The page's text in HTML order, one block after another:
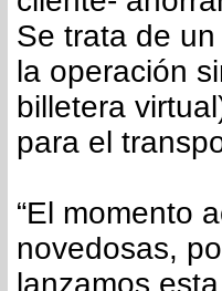
Se trata de
la operación
billetera
para el
“El momento
novedosas,
lanzamos